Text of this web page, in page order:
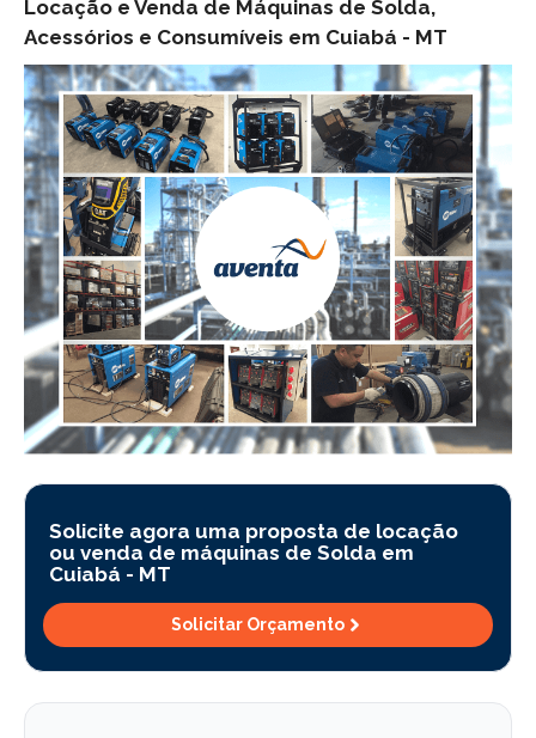
Solicite agora uma proposta de locação
ou venda de máquinas de Solda em
Cuiabá - MT
Solicitar Orçamento
Locação e Venda de Máquinas de Solda,
Acessórios e Consumíveis em Cuiabá - MT